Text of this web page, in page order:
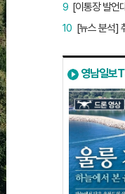
9
10
영남일보